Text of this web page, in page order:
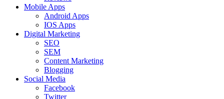
Mobile Apps
Android Apps
IOS Apps
Digital Marketing
SEO
SEM
Content Marketing
Blogging
Social Media
Facebook
Twitter